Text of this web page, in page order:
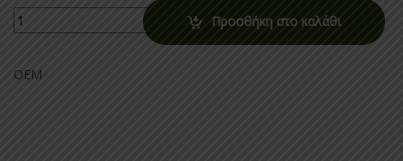
Quantity Προσθήκη στο καλάθι
OEM